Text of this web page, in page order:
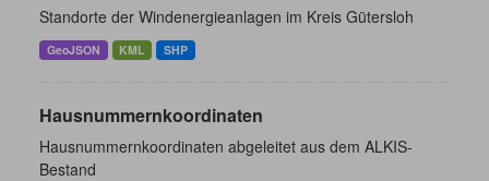
Standorte der Windenergieanlagen im Kreis Gütersloh
GeoJSON KML SHP
Hausnummernkoordinaten
Hausnummernkoordinaten abgeleitet aus dem ALKIS-
Bestand